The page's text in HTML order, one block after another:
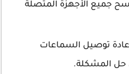
جميع الأجهزة المتصلة
توصيل السماعات
حل المشكلة.